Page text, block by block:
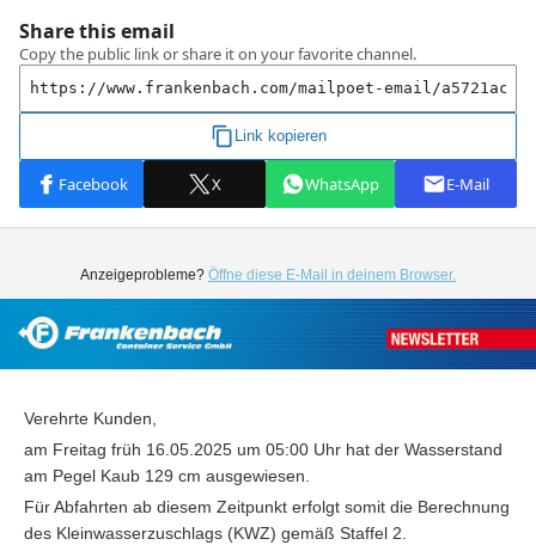
Anzeigeprobleme? Öffne diese E-Mail in deinem Browser.
Verehrte Kunden,
am Freitag früh 16.05.2025 um 05:00 Uhr hat der Wasserstand
am Pegel Kaub 129 cm ausgewiesen.
Für Abfahrten ab diesem Zeitpunkt erfolgt somit die Berechnung
des Kleinwasserzuschlags (KWZ) gemäß Staffel 2.